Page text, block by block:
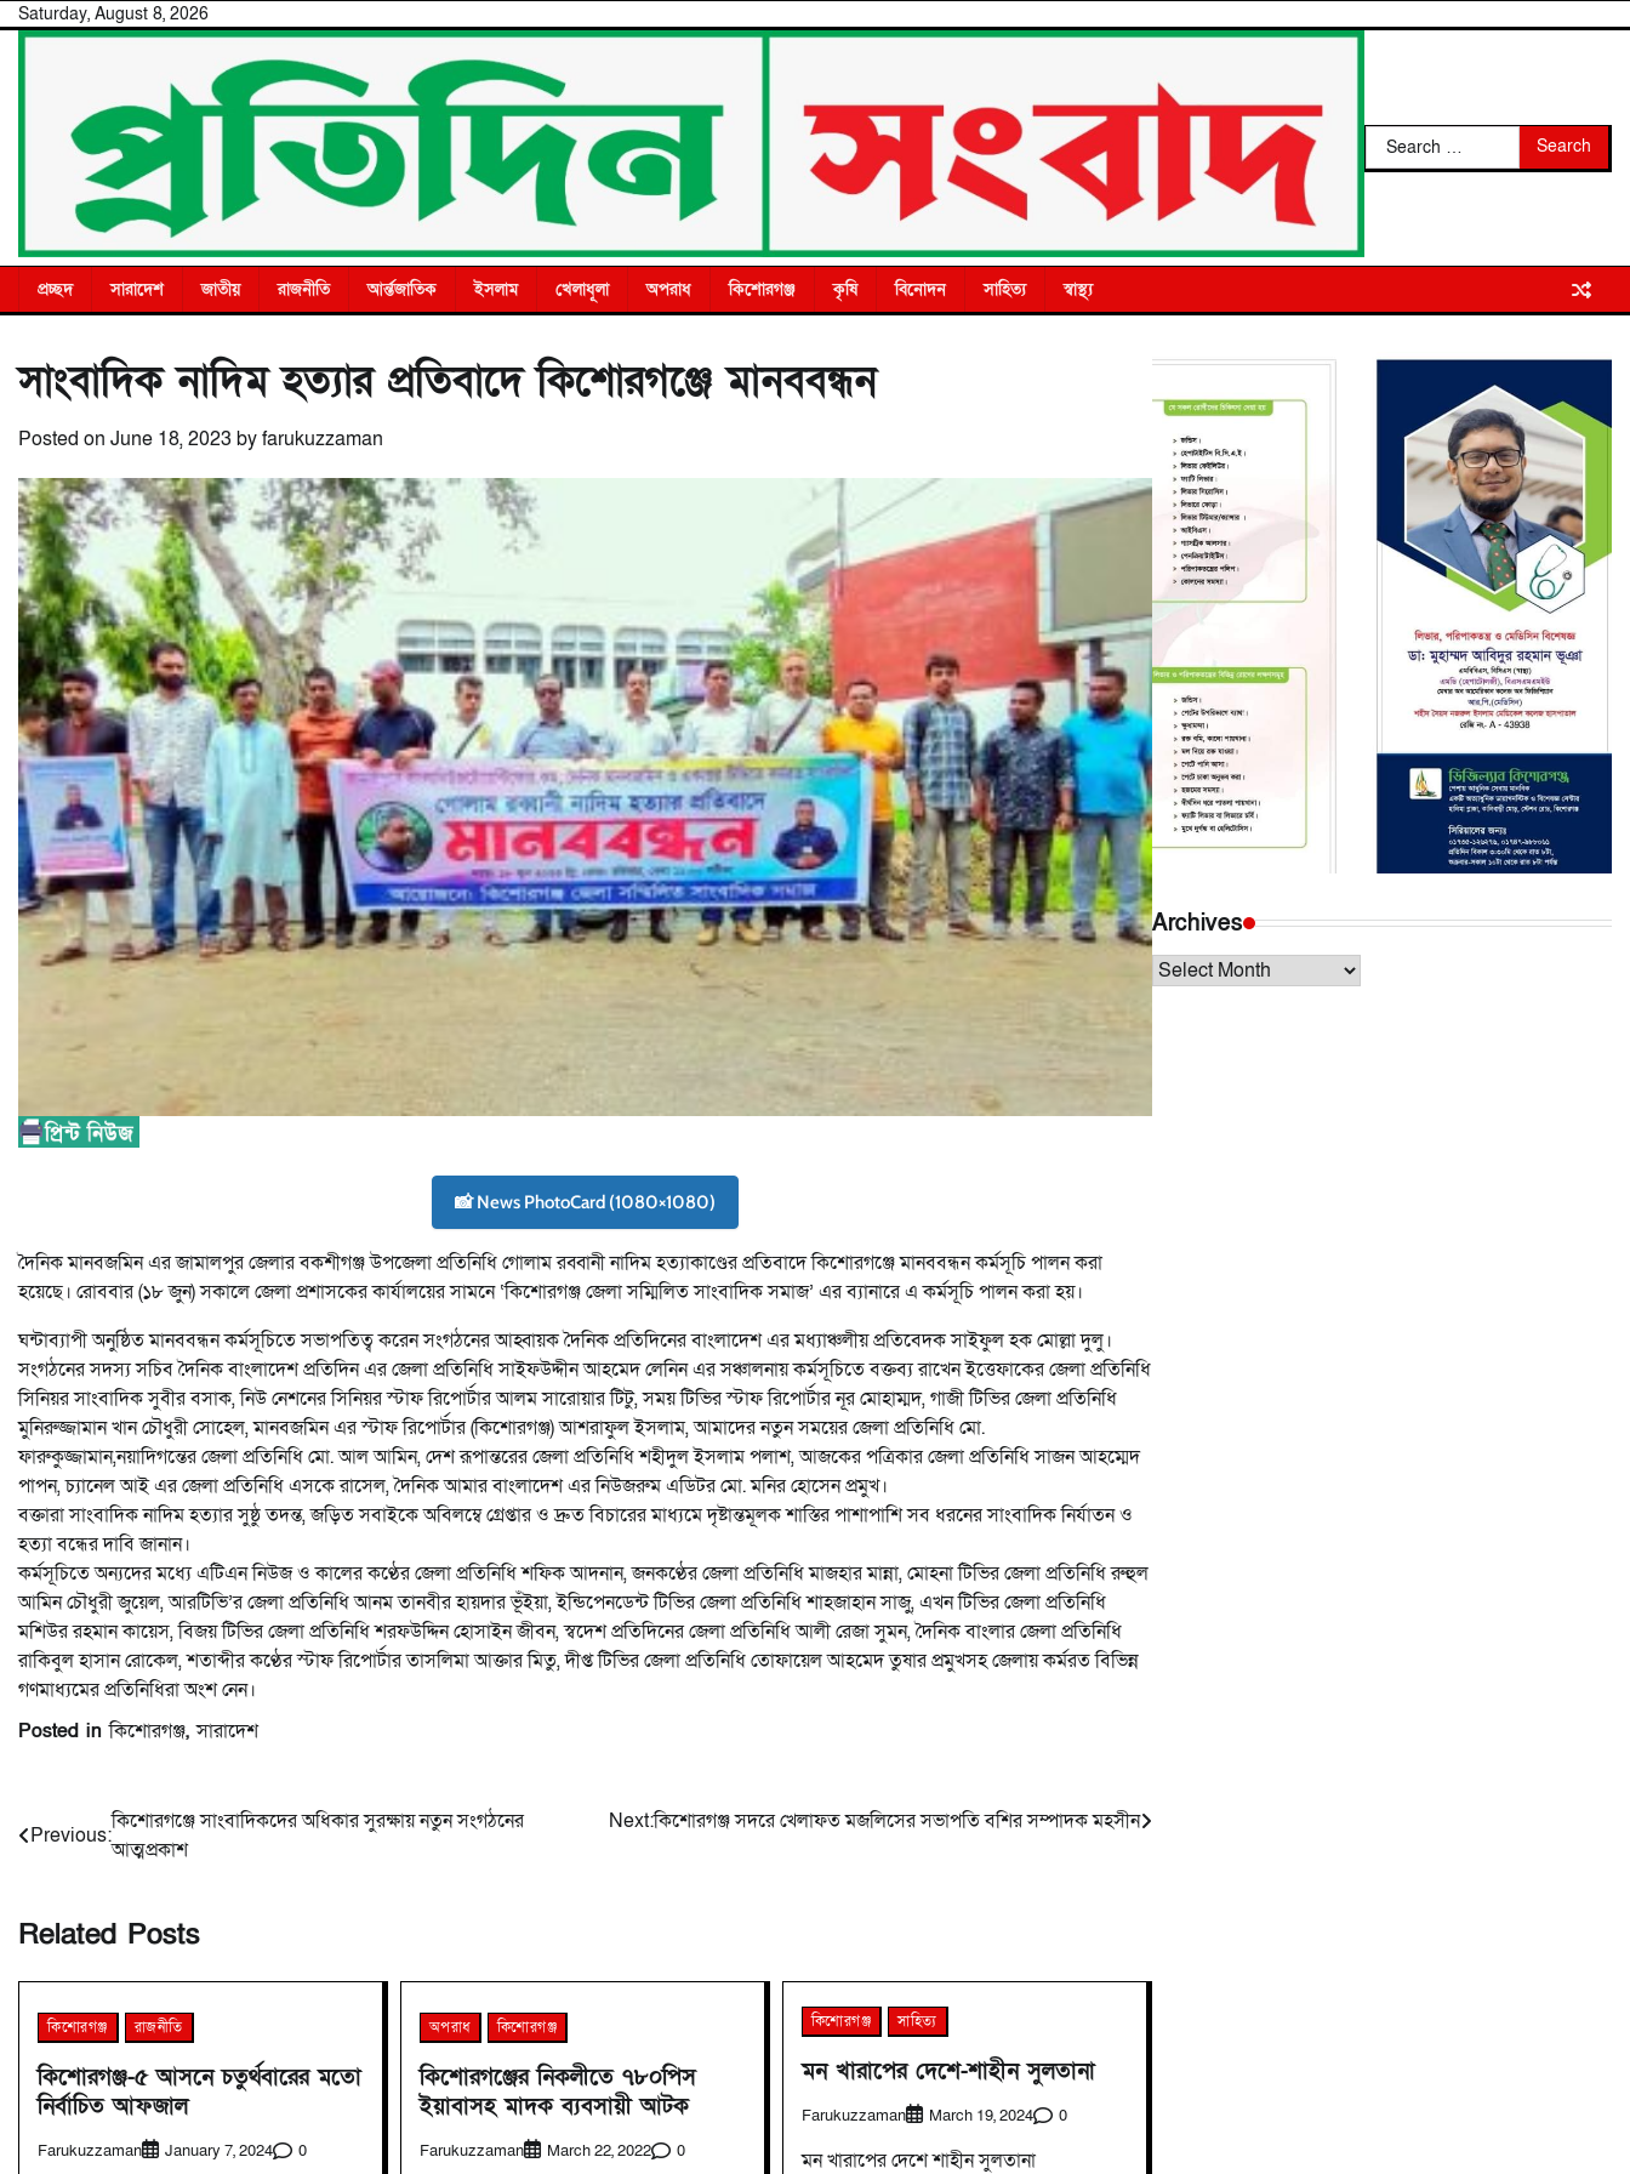
SkipSaturday, August 8, 2026
Search
for:
প্রচ্ছদ সারাদেশ জাতীয় রাজনীতি আর্ন্তজাতিক ইসলাম খেলাধূলা অপরাধ কিশোরগঞ্জ কৃষি বিনোদন সাহিত্য স্বাস্থ্য
সাংবাদিক নাদিম হত্যার প্রতিবাদে কিশোরগঞ্জে মানববন্ধন
Posted on June 18, 2023 byfarukuzzaman
📸 News PhotoCard (1080×1080)
দৈনিক মানবজমিন এর জামালপুর জেলার বকশীগঞ্জ উপজেলা প্রতিনিধি গোলাম রব্বানী নাদিম হত্যাকাণ্ডের প্রতিবাদে কিশোরগঞ্জে মানববন্ধন কর্মসূচি পালন করা
হয়েছে। রোববার (১৮ জুন) সকালে জেলা প্রশাসকের কার্যালয়ের সামনে ‘কিশোরগঞ্জ জেলা সম্মিলিত সাংবাদিক সমাজ’ এর ব্যানারে এ কর্মসূচি পালন করা হয়।
ঘন্টাব্যাপী অনুষ্ঠিত মানববন্ধন কর্মসূচিতে সভাপতিত্ব করেন সংগঠনের আহ্বায়ক দৈনিক প্রতিদিনের বাংলাদেশ এর মধ্যাঞ্চলীয় প্রতিবেদক সাইফুল হক মোল্লা দুলু।
সংগঠনের সদস্য সচিব দৈনিক বাংলাদেশ প্রতিদিন এর জেলা প্রতিনিধি সাইফউদ্দীন আহমেদ লেনিন এর সঞ্চালনায় কর্মসূচিতে বক্তব্য রাখেন ইত্তেফাকের জেলা প্রতিনিধি
সিনিয়র সাংবাদিক সুবীর বসাক, নিউ নেশনের সিনিয়র স্টাফ রিপোর্টার আলম সারোয়ার টিটু, সময় টিভির স্টাফ রিপোর্টার নূর মোহাম্মদ, গাজী টিভির জেলা প্রতিনিধি
মুনিরুজ্জামান খান চৌধুরী সোহেল, মানবজমিন এর স্টাফ রিপোর্টার (কিশোরগঞ্জ) আশরাফুল ইসলাম, আমাদের নতুন সময়ের জেলা প্রতিনিধি মো.
ফারুকুজ্জামান,নয়াদিগন্তের জেলা প্রতিনিধি মো. আল আমিন, দেশ রূপান্তরের জেলা প্রতিনিধি শহীদুল ইসলাম পলাশ, আজকের পত্রিকার জেলা প্রতিনিধি সাজন আহম্মেদ
পাপন, চ্যানেল আই এর জেলা প্রতিনিধি এসকে রাসেল, দৈনিক আমার বাংলাদেশ এর নিউজরুম এডিটর মো. মনির হোসেন প্রমুখ।
বক্তারা সাংবাদিক নাদিম হত্যার সুষ্ঠু তদন্ত, জড়িত সবাইকে অবিলম্বে গ্রেপ্তার ও দ্রুত বিচারের মাধ্যমে দৃষ্টান্তমূলক শাস্তির পাশাপাশি সব ধরনের সাংবাদিক নির্যাতন ও
হত্যা বন্ধের দাবি জানান।
কর্মসূচিতে অন্যদের মধ্যে এটিএন নিউজ ও কালের কণ্ঠের জেলা প্রতিনিধি শফিক আদনান, জনকণ্ঠের জেলা প্রতিনিধি মাজহার মান্না, মোহনা টিভির জেলা প্রতিনিধি রুহুল
আমিন চৌধুরী জুয়েল, আরটিভি’র জেলা প্রতিনিধি আনম তানবীর হায়দার ভূঁইয়া, ইন্ডিপেনডেন্ট টিভির জেলা প্রতিনিধি শাহজাহান সাজু, এখন টিভির জেলা প্রতিনিধি
মশিউর রহমান কায়েস, বিজয় টিভির জেলা প্রতিনিধি শরফউদ্দিন হোসাইন জীবন, স্বদেশ প্রতিদিনের জেলা প্রতিনিধি আলী রেজা সুমন, দৈনিক বাংলার জেলা প্রতিনিধি
রাকিবুল হাসান রোকেল, শতাব্দীর কণ্ঠের স্টাফ রিপোর্টার তাসলিমা আক্তার মিতু, দীপ্ত টিভির জেলা প্রতিনিধি তোফায়েল আহমেদ তুষার প্রমুখসহ জেলায় কর্মরত বিভিন্ন
গণমাধ্যমের প্রতিনিধিরা অংশ নেন।
Posted inকিশোরগঞ্জ,সারাদেশ
Post
navigation
Previous:
কিশোরগঞ্জে সাংবাদিকদের অধিকার সুরক্ষায় নতুন সংগঠনের
আত্মপ্রকাশ
Next:কিশোরগঞ্জ সদরে খেলাফত মজলিসের সভাপতি বশির সম্পাদক মহসীন
Related Posts
কিশোরগঞ্জ রাজনীতি
কিশোরগঞ্জ-৫ আসনে চতুর্থবারের মতো
নির্বাচিত আফজাল
Farukuzzaman January 7, 2024 0
অপরাধ কিশোরগঞ্জ
কিশোরগঞ্জের নিকলীতে ৭৮০পিস
ইয়াবাসহ মাদক ব্যবসায়ী আটক
Farukuzzaman March 22, 2022 0
কিশোরগঞ্জ সাহিত্য
মন খারাপের দেশে-শাহীন সুলতানা
Farukuzzaman March 19, 2024 0
মন খারাপের দেশে শাহীন সুলতানা
Archives
Archives